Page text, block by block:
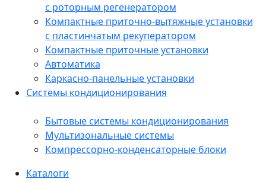
с роторным регенератором
Компактные приточно-вытяжные установки
с пластинчатым рекуператором
Компактные приточные установки
Автоматика
Каркасно-панельные установки
Системы кондиционирования
Бытовые системы кондиционирования
Мультизональные системы
Компрессорно-конденсаторные блоки
Каталоги